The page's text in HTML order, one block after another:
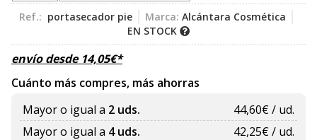
Ref.: portasecador pie Marca: Alcántara Cosmética
EN STOCK
envío desde 14,05€*
Cuánto más compres, más ahorras
Mayor o igual a 2 uds. 44,60€ / ud.
Mayor o igual a 4 uds. 42,25€ / ud.